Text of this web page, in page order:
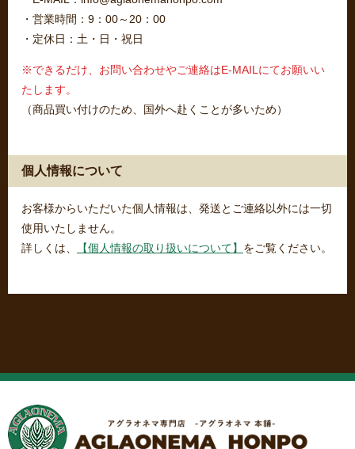
・営業時間：9：00～20：00
・定休日：土・日・祝日
※できるだけ、お問い合わせやご連絡はE-MAILにてお願いい
たします。
（商品買い付けのため、国外へ赴くことが多いため）
個人情報について
お客様からいただいた個人情報は、発送とご連絡以外には一切
使用いたしません。
詳しくは、
【個人情報の取り扱いについて】 をご覧ください。